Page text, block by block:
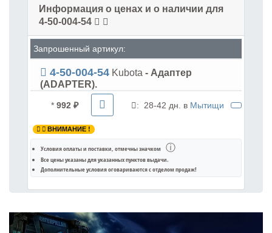
Информация о ценах и о наличии для
4-50-004-54
Запрошенный артикул:
4-50-004-54 Kubota - Адаптер
(ADAPTER).
* 992 ₽ : 28-42 дн. в Мытищи
ВНИМАНИЕ !
Условия оплаты и поставки, отмечны значком ⓘ
Все цены указаны дляуказанных пунктов выдачи.
Дополнительные условия оговариваются с отделом продаж!